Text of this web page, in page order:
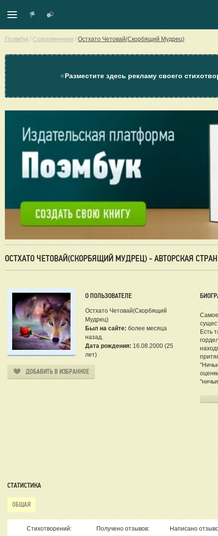
Поэмбук / Современники / Остхато Четовай(Скорбящий Мудрец)
⭐Разместите здесь рекламу своего
ОСТХАТО ЧЕТОВАЙ(СКОРБЯЩИЙ МУДРЕЦ) - АВТОРСКАЯ
О ПОЛЬЗОВАТЕЛЕ
Остхато Четовай(Скорбящий
Мудрец)
Был на сайте: более месяца
назад.
Дата рождения: 16.08.2000 (25
лет)
ДОБАВИТЬ В ИЗБРАННОЕ
Самое
Есть
СТАТИСТИКА
ОБЩАЯ
Стихотворений: Получено отзывов: Написано